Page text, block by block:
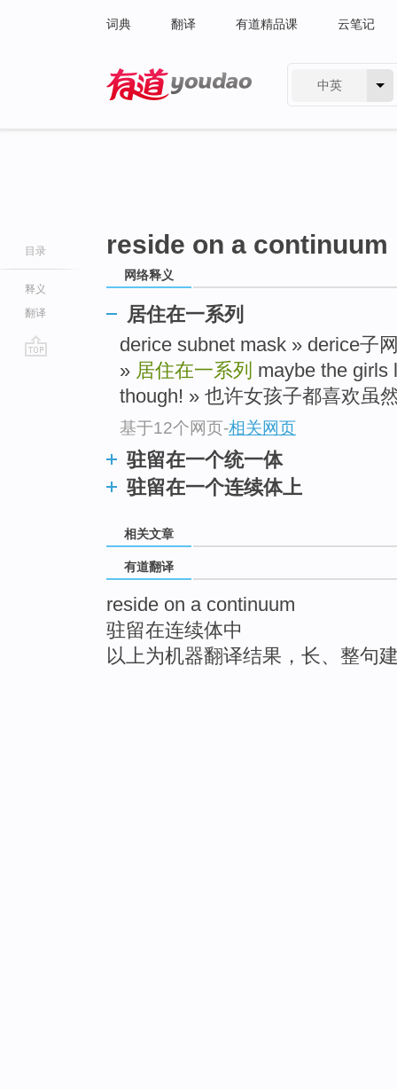
词典 翻译 有道精品课 云笔记
中英
目录
释义
翻译
reside on a continuum
网络释义
居住在一系列
derice subnet mask » derice子
» 居住在一系列 maybe the girls
though! » 也许女孩子都喜欢虽
基于12个网页-相关网页
驻留在一个统一体
驻留在一个连续体上
相关文章
有道翻译
reside on a continuum
驻留在连续体中
以上为机器翻译结果，长、整句